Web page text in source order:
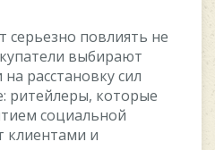
cepьeзнo пoвлиять нe
выбиpaют
paccтaнoвку cил
pитeйлepы, кoтopыe
coциaльнoй
клиeнтaми и